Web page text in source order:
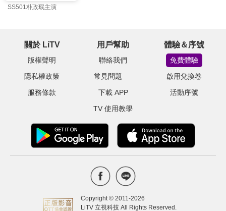
SS501朴政珉主演
關於 LiTV
版權聲明
隱私權政策
服務條款
用戶幫助
聯絡我們
常見問題
下載 APP
TV 使用教學
體驗＆序號
免費體驗
啟用兌換卷
活動序號
Copyright © 2011-2026
LiTV 立視科技 All Rights Reserved.